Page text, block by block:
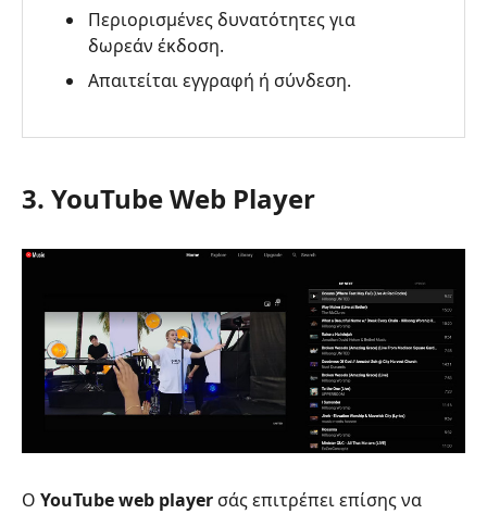
Περιορισμένες δυνατότητες για
δωρεάν έκδοση.
Απαιτείται εγγραφή ή σύνδεση.
3. YouTube Web Player
Ο YouTube web player σάς επιτρέπει επίσης να